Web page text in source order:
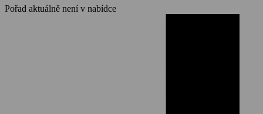
Pořad aktuálně není v nabídce